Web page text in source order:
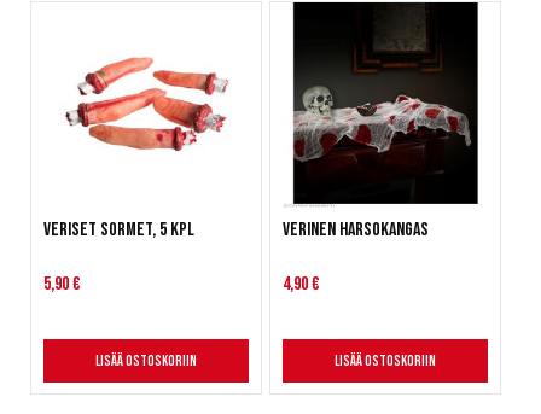
Veriset sormet, 5 kpl
5,90 €
Lisää ostoskoriin
Verinen harsokangas
4,90 €
Lisää ostoskoriin